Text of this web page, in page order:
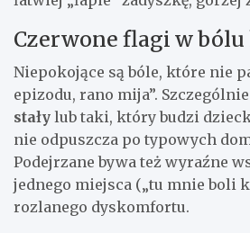
Czerwone flagi w
Niepokojące są bóle, które nie
epizodu, rano mija”.
stały lub taki, który budzi
nie odpuszcza po typowych
Podejrzane bywa też wyraźne
jednego miejsca („tu mnie boli
rozlanego dyskomfortu.